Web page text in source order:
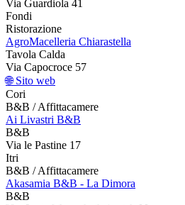
Via Guardiola 41
Fondi
Ristorazione
AgroMacelleria Chiarastella
Tavola Calda
Via Capocroce 57
🌐 Sito web
Cori
B&B / Affittacamere
Ai Livastri B&B
B&B
Via le Pastine 17
Itri
B&B / Affittacamere
Akasamia B&B - La Dimora
B&B